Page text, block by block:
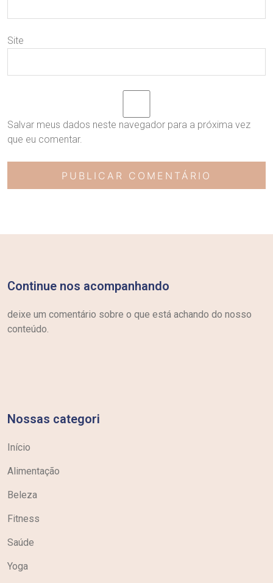
Site
Salvar meus dados neste navegador para a próxima vez
que eu comentar.
Continue nos acompanhando
deixe um comentário sobre o que está achando do nosso
conteúdo.
Nossas categori
Início
Alimentação
Beleza
Fitness
Saúde
Yoga